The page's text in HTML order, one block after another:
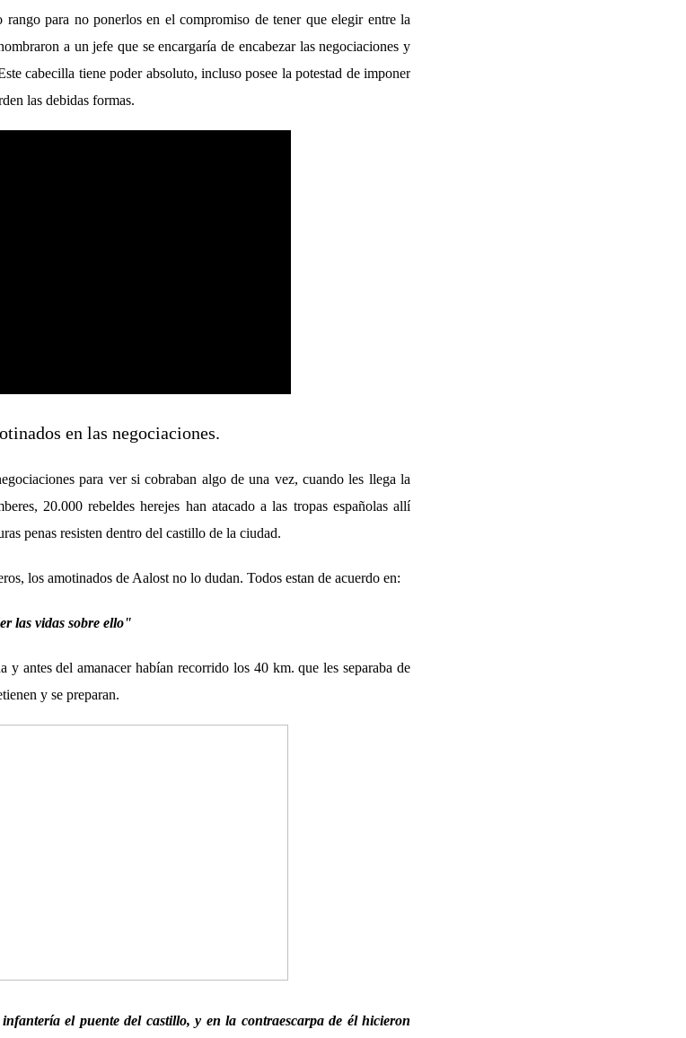
para no ponerlos en el compromiso de tener que elegir entre la
a un jefe que se encargaría de encabezar las negociaciones y
cabecilla tiene poder absoluto, incluso posee la potestad de imponer
las debidas formas.
en las negociaciones.
para ver si cobraban algo de una vez, cuando les llega la
20.000 rebeldes herejes han atacado a las tropas españolas allí
penas resisten dentro del castillo de la ciudad.
los amotinados de Aalost no lo dudan. Todos estan de acuerdo en:
las vidas sobre ello"
y antes del amanacer habían recorrido los 40 km. que les separaba de
y se preparan.
el puente del castillo, y en la contraescarpa de él hicieron